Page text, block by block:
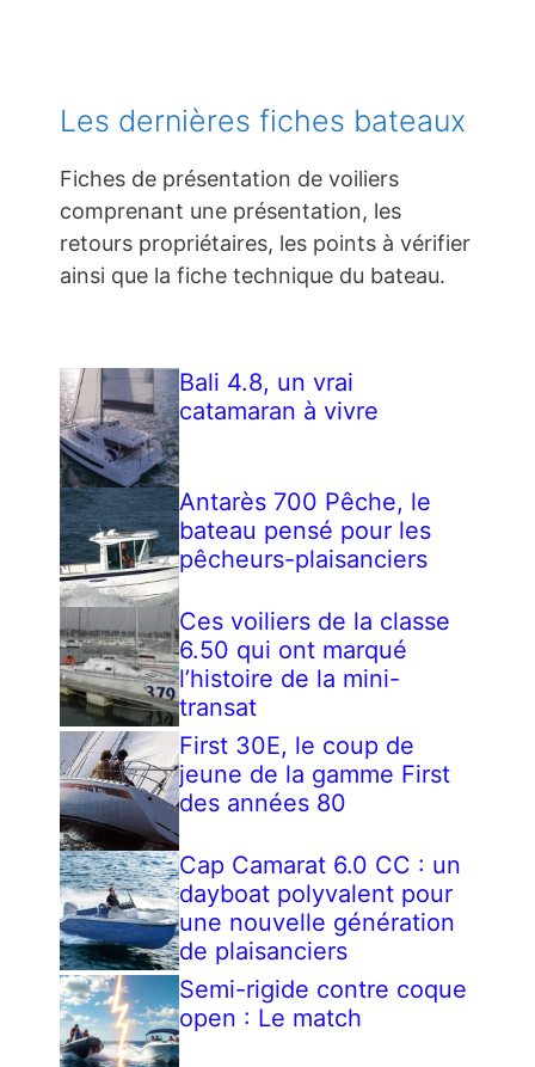
Les dernières fiches bateaux
Fiches de présentation de voiliers
comprenant une présentation, les
retours propriétaires, les points à vérifier
ainsi que la fiche technique du bateau.
Bali 4.8, un vrai
catamaran à vivre
Antarès 700 Pêche, le
bateau pensé pour les
pêcheurs-plaisanciers
Ces voiliers de la classe
6.50 qui ont marqué
l’histoire de la mini-
transat
First 30E, le coup de
jeune de la gamme First
des années 80
Cap Camarat 6.0 CC : un
dayboat polyvalent pour
une nouvelle génération
de plaisanciers
Semi-rigide contre coque
open : Le match